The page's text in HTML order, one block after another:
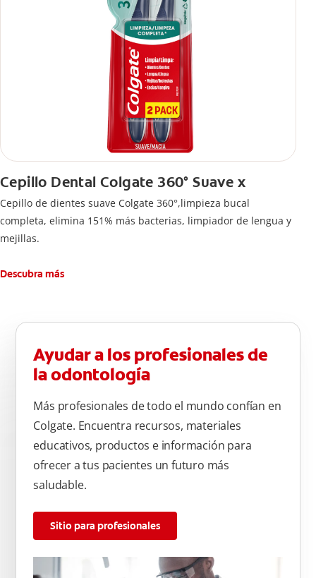
Cepillo Dental Colgate 360° Suave x
Cepillo de dientes suave Colgate 360°,limpieza bucal
completa, elimina 151% más bacterias, limpiador de lengua y
mejillas.
Descubra más
Ayudar a los profesionales de
la odontología
Más profesionales de todo el mundo confían en
Colgate. Encuentra recursos, materiales
educativos, productos e información para
ofrecer a tus pacientes un futuro más
saludable.
Sitio para profesionales